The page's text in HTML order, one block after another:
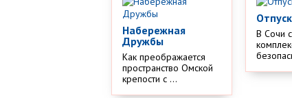
Набережная
Дружбы
Как преображается
пространство Омской
крепости с ...
В Сочи